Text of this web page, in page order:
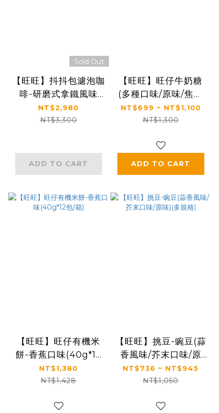
Sold Out
【旺旺】抖抖包濾泡咖
啡-研磨式拿鐵風味
100g(20g*5包)*30
袋，共150包
NT$2,980
NT$3,300
ADD TO CART
【旺旺】旺仔牛奶糖
(多種口味/原味/焦糖
奶油/海鹽焦糖奶霜/紅
棗/特濃奶香)
NT$699 ~ NT$1,100
NT$1,300
ADD TO CART
【旺旺】旺仔有機米
餅-香蕉口味(40g*12
包/箱)
NT$1,380
NT$1,428
【旺旺】挑豆-豌豆(蒜
香風味/芥末口味/原
味)(多規格)
NT$736 ~ NT$945
NT$1,050